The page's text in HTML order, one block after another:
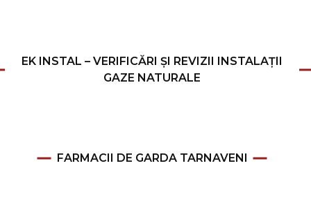
EK INSTAL – VERIFICĂRI ȘI REVIZII INSTALAȚII
GAZE NATURALE
FARMACII DE GARDA TARNAVENI